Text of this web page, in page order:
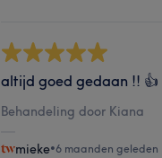
altijd goed gedaan !! 👍
Behandeling door Kiana
mieke•6 maanden geleden